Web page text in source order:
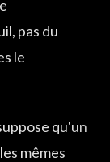
pas du
le
qu'un
mêmes